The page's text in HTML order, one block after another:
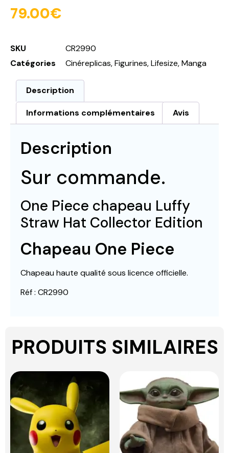
79.00€
SKU
CR2990
Catégories
Cinéreplicas,Figurines,Lifesize,Manga
Description
Informations complémentaires Avis
Description
Sur commande.
One Piece chapeau Luffy
Straw Hat Collector Edition
Chapeau One Piece
Chapeau haute qualité sous licence officielle.
Réf : CR2990
PRODUITS SIMILAIRES